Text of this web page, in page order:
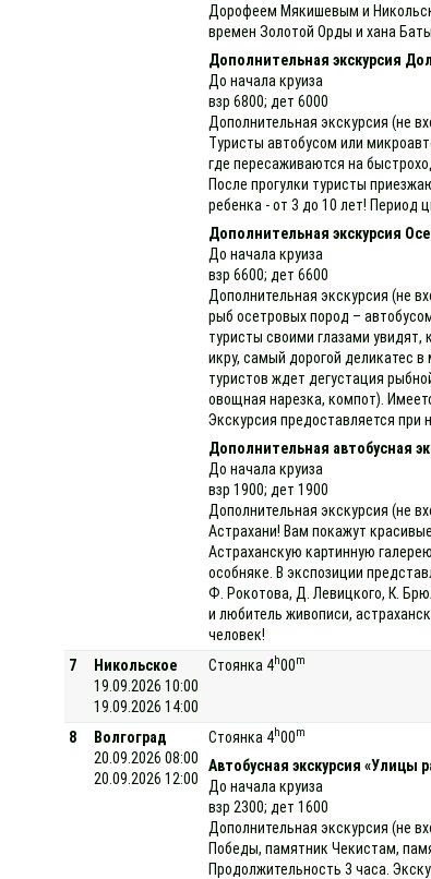
Дорофеем Мякишевым и
времен Золотой Орды и хана
Дополнительная экскурсия
До начала круиза
взр 6800; дет 6000
Дополнительная экскурсия (не
Туристы автобусом или
где пересаживаются на
После прогулки туристы
ребенка - от 3 до 10 лет! Период
Дополнительная экскурсия
До начала круиза
взр 6600; дет 6600
Дополнительная экскурсия (не
рыб осетровых пород –
туристы своими глазами
икру, самый дорогой деликатес
туристов ждет дегустация
овощная нарезка, компот).
Экскурсия предоставляется при
Дополнительная автобусная
До начала круиза
взр 1900; дет 1900
Дополнительная экскурсия (не
Астрахани! Вам покажут
Астраханскую картинную
особняке. В экспозиции
Ф. Рокотова, Д. Левицкого, К.
и любитель живописи,
человек!
7
Никольское
19.09.2026 10:00
19.09.2026 14:00
Стоянка 4h00m
8
Волгоград
20.09.2026 08:00
20.09.2026 12:00
Стоянка 4h00m
Автобусная экскурсия «Улицы
До начала круиза
взр 2300; дет 1600
Дополнительная экскурсия (не
Победы, памятник Чекистам,
Продолжительность 3 часа.